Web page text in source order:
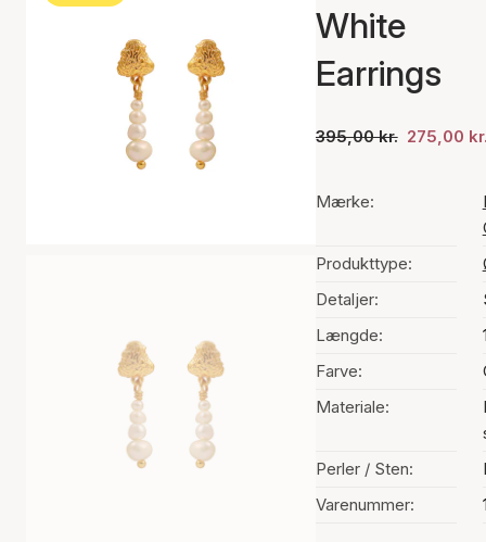
White
Earrings
395,00 kr. 275,00
Mærke:
Produkttype:
Detaljer:
Længde:
Farve:
Materiale:
Perler / Sten:
Varenummer: